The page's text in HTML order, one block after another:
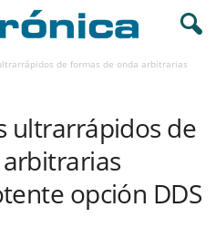
de formas de onda arbitrarias
ultrarrápidos de
opción DDS